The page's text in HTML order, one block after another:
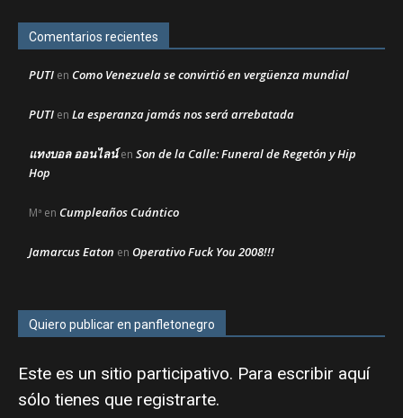
Comentarios recientes
PUTI en Como Venezuela se convirtió en vergüenza mundial
PUTI en La esperanza jamás nos será arrebatada
แทงบอล ออนไลน์en Son de la Calle: Funeral de Regetón y Hip
Hop
Mª en Cumpleaños Cuántico
Jamarcus Eaton en Operativo Fuck You 2008!!!
Quiero publicar en panfletonegro
Este es un sitio participativo. Para escribir aquí
sólo tienes que registrarte.